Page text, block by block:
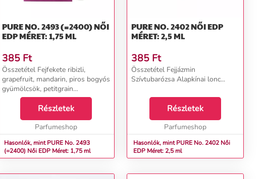
PURE NO. 2493 (=2400) NŐI
EDP MÉRET: 1,75 ML
385 Ft
Összetétel Fejfekete ribizli,
grapefruit, mandarin, piros bogyós
gyümölcsök, petitgrain
Szívtuberózsa, narancsvirág,
jázmin, ylang-ylang, kókusz
Alappézsma, szantálfa, vanília...
Részletek
Parfumeshop
Hasonlók, mint PURE No. 2493
(=2400) Női EDP Méret: 1,75 ml
PURE NO. 2402 NŐI EDP
MÉRET: 2,5 ML
385 Ft
Összetétel Fejjázmin
Szívtubarózsa Alapkínai lonc...
Részletek
Parfumeshop
Hasonlók, mint PURE No. 2402 Női
EDP Méret: 2,5 ml